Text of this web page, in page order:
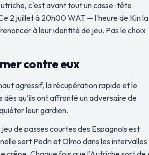
c'est avant tout un casse-tête
2 juillet à 20h00 WAT — l'heure de Kin la
à leur identité de jeu. Pas le choix
contre eux
agressif, la récupération rapide et le
dès qu'ils ont affronté un adversaire de
leur gardien.
de passes courtes des Espagnols est
sert Pedri et Olmo dans les